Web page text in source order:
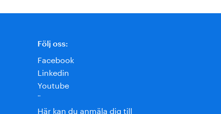
Följ oss:
Facebook
Linkedin
Youtube
¨
Här kan du anmäla dig till